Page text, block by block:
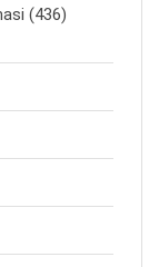
(436)